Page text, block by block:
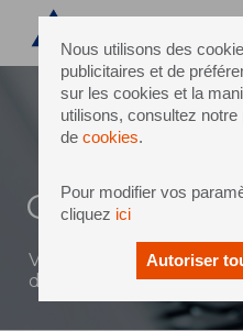
Nous utilisons des
publicitaires et de
sur les cookies et la
utilisons, consultez notre
de cookies.
Pour modifier vos
cliquez ici
Autoriser
Contact
Vous pouvez envoyer
du formulaire ci-